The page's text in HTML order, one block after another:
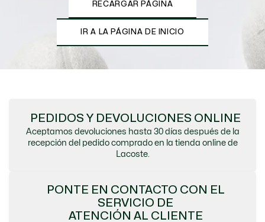
RECARGAR PÁGINA
IR A LA PÁGINA DE INICIO
PEDIDOS Y DEVOLUCIONES ONLINE
Aceptamos devoluciones hasta 30 días después de la
recepción del pedido comprado en la tienda online de
Lacoste.
PONTE EN CONTACTO CON EL
SERVICIO DE
ATENCIÓN AL CLIENTE